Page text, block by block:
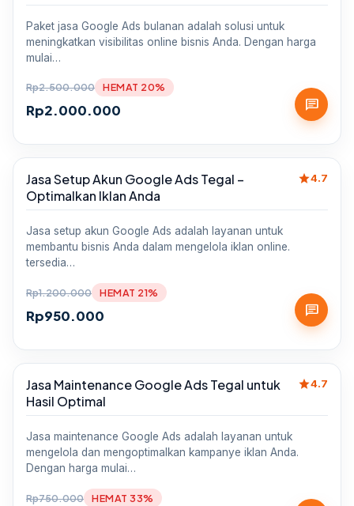
Paket jasa Google Ads bulanan adalah solusi untuk
meningkatkan visibilitas online bisnis Anda. Dengan harga
mulai…
Rp2.500.000
Rp2.000.000
HEMAT 20%
chat
Sale
Jasa Setup Akun Google Ads Tegal –
Optimalkan Iklan Anda
star4.7
Jasa setup akun Google Ads adalah layanan untuk
membantu bisnis Anda dalam mengelola iklan online.
tersedia…
Rp1.200.000
Rp950.000
HEMAT 21%
chat
Sale
Jasa Maintenance Google Ads Tegal untuk
Hasil Optimal
star4.7
Jasa maintenance Google Ads adalah layanan untuk
mengelola dan mengoptimalkan kampanye iklan Anda.
Dengan harga mulai…
Rp750.000 HEMAT 33%